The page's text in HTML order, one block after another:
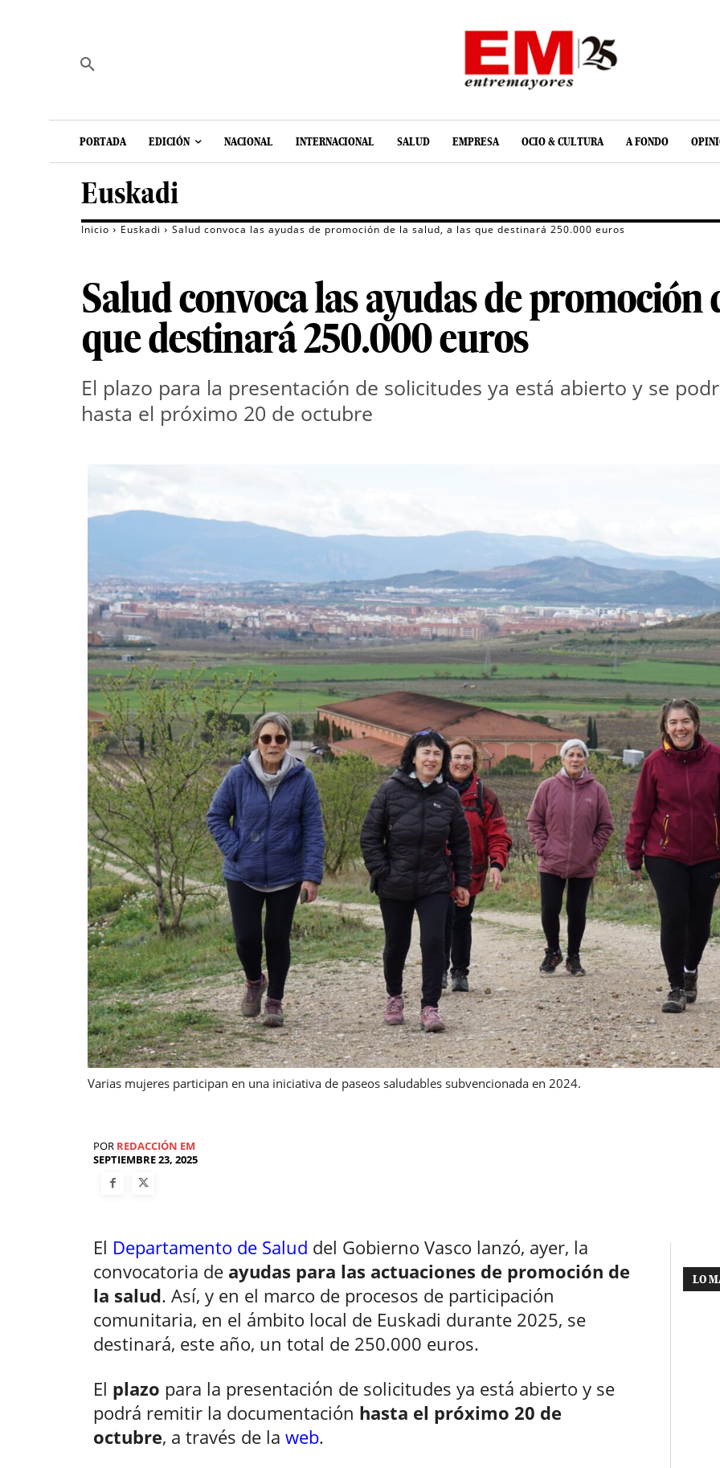
PORTADA EDICIÓN NACIONAL INTERNACIONAL SALUD EMPRESA OCIO & CULTURA A FONDO
Euskadi
Inicio Euskadi Salud convoca las ayudas de promoción de la salud, a las que destinará 250.000 euros
Salud convoca las ayudas de promoción
que destinará 250.000 euros
El plazo para la presentación de solicitudes ya está abierto y se
Varias mujeres participan en una iniciativa de paseos saludables subvencionada en 2024.
POR REDACCIÓN EM
SEPTIEMBRE 23, 2025
El Departamento de Salud del Gobierno Vasco lanzó, ayer, la
convocatoria de ayudas para las actuaciones de promoción de
la salud. Así, y en el marco de procesos de participación
comunitaria, en el ámbito local de Euskadi durante 2025, se
destinará, este año, un total de 250.000 euros.
El plazo para la presentación de solicitudes ya está abierto y se
podrá remitir la documentación hasta el próximo 20 de
octubre, a través de la web.
LO